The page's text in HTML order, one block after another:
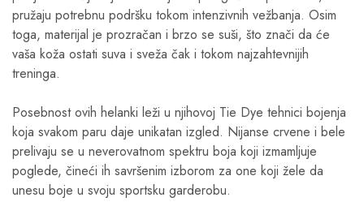
pružaju potrebnu podršku tokom intenzivnih vežbanja. Osim
toga, materijal je prozračan i brzo se suši, što znači da će
vaša koža ostati suva i sveža čak i tokom najzahtevnijih
treninga.
Posebnost ovih helanki leži u njihovoj Tie Dye tehnici bojenja
koja svakom paru daje unikatan izgled. Nijanse crvene i bele
prelivaju se u neverovatnom spektru boja koji izmamljuje
poglede, čineći ih savršenim izborom za one koji žele da
unesu boje u svoju sportsku garderobu.